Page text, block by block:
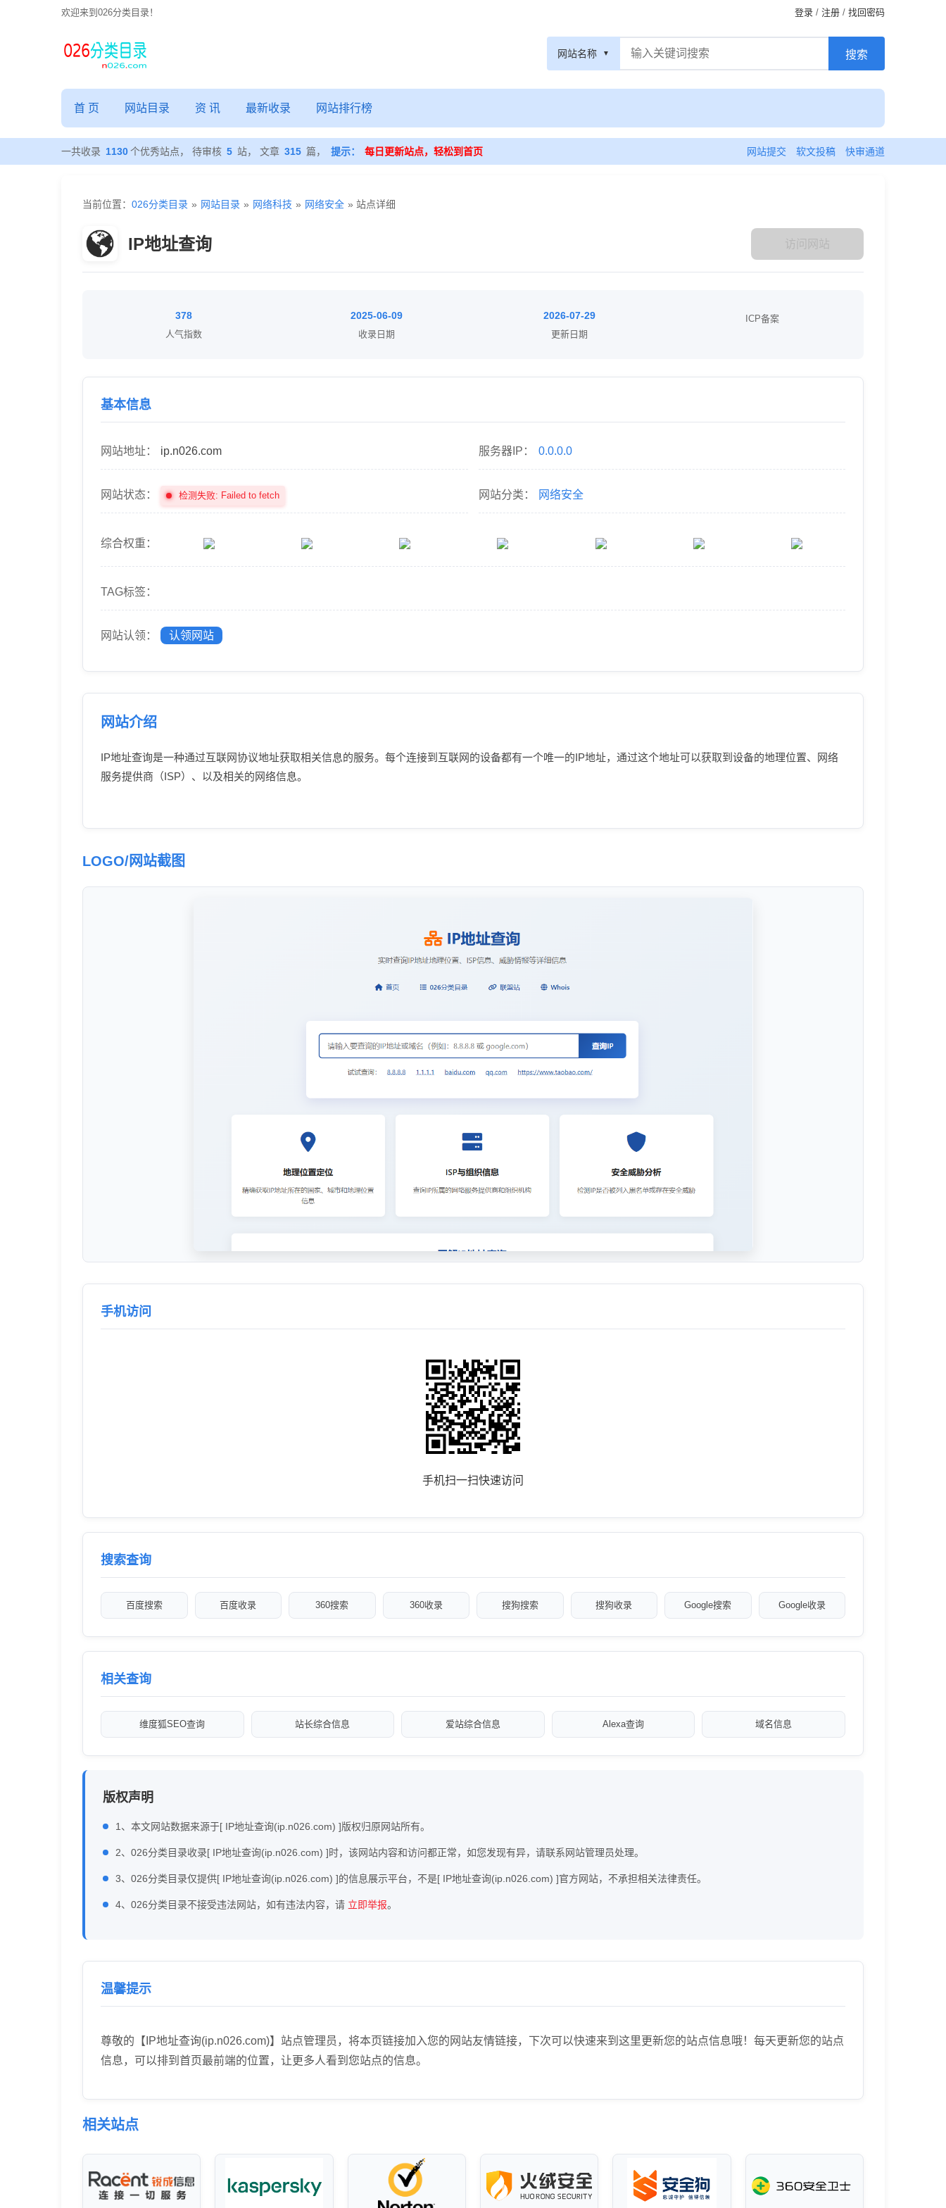
欢迎来到026分类目录！ 登录 / 注册 / 找回密码
网站名称
首 页 网站目录 资 讯 最新收录 网站排行榜
一共收录 1130个优秀站点， 待审核 5 站， 文章 315 篇， 提示： 每日更新站点，轻松到首页 网站提交 软文投稿 快审通道
当前位置： 026分类目录 » 网站目录 » 网络科技 » 网络安全 » 站点详细
IP地址查询 访问网站
378
人气指数
2025-06-09
收录日期
2026-07-29
更新日期
ICP备案
基本信息
网站地址： ip.n026.com 服务器IP： 0.0.0.0
网站状态： 检测失败: Failed to fetch 网站分类： 网络安全
综合权重：
TAG标签：
网站认领： 认领网站
网站介绍
IP地址查询是一种通过互联网协议地址获取相关信息的服务。每个连接到互联网的设备都有一个唯一的IP地址，通过这个地址可以获取到设备的地理位置、网络
服务提供商（ISP）、以及相关的网络信息。
LOGO/网站截图
手机访问
手机扫一扫快速访问
搜索查询
百度搜索 百度收录 360搜索 360收录 搜狗搜索 搜狗收录 Google搜索 Google收录
相关查询
维度狐SEO查询 站长综合信息 爱站综合信息 Alexa查询 域名信息
版权声明
1、本文网站数据来源于[ IP地址查询(ip.n026.com) ]版权归原网站所有。
2、026分类目录收录[ IP地址查询(ip.n026.com) ]时，该网站内容和访问都正常，如您发现有异，请联系网站管理员处理。
3、026分类目录仅提供[ IP地址查询(ip.n026.com) ]的信息展示平台，不是[ IP地址查询(ip.n026.com) ]官方网站，不承担相关法律责任。
4、026分类目录不接受违法网站，如有违法内容，请 立即举报。
温馨提示
尊敬的【IP地址查询(ip.n026.com)】站点管理员，将本页链接加入您的网站友情链接，下次可以快速来到这里更新您的站点信息哦！每天更新您的站点
信息，可以排到首页最前端的位置，让更多人看到您站点的信息。
相关站点